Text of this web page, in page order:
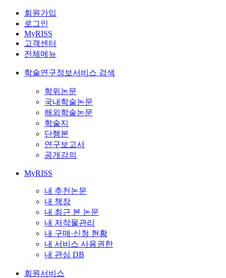
회원가입
로그인
MyRISS
고객센터
전체메뉴
학술연구정보서비스 검색
학위논문
국내학술논문
해외학술논문
학술지
단행본
연구보고서
공개강의
MyRISS
내 추천논문
내 책장
내 최근 본 논문
내 저작물관리
내 구매·신청 현황
내 서비스 사용권한
내 관심 DB
회원서비스